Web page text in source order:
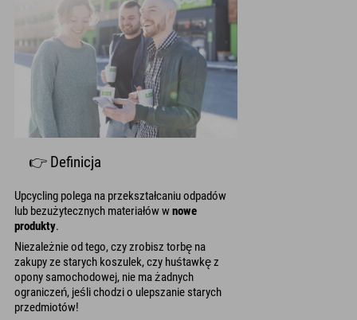
👉 Definicja
Upcycling polega na przekształcaniu odpadów
lub bezużytecznych materiałów wnowe
produkty.
Niezależnie od tego, czy zrobisz torbę na
zakupy ze starych koszulek, czy huśtawkę z
opony samochodowej, nie ma żadnych
ograniczeń, jeśli chodzi o ulepszanie starych
przedmiotów!